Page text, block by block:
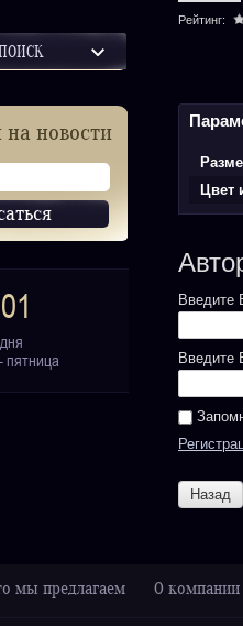
на новости
пятница
Рейтинг:
Цвет
Введите
Введите
Назад
мы предлагаем О компании